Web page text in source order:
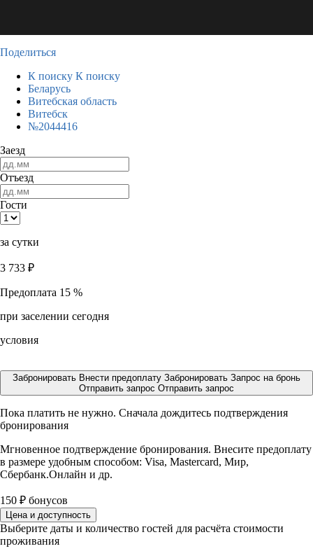
Поделиться
К поиску К поиску
Беларусь
Витебская область
Витебск
№2044416
Заезд
Отъезд
Гости
за сутки
3 733 ₽
Предоплата 15 %
при заселении сегодня
условия
Забронировать Внести предоплату Забронировать Запрос на бронь
Отправить запрос Отправить запрос
Пока платить не нужно. Сначала дождитесь подтверждения
бронирования
Мгновенное подтверждение бронирования. Внесите предоплату
в размере удобным способом: Visa, Mastercard, Мир,
Сбербанк.Онлайн и др.
150 ₽ бонусов
Цена и доступность
Выберите даты и количество гостей для расчёта стоимости
проживания